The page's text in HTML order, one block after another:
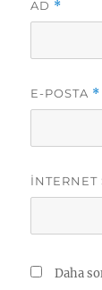
AD *
E-POSTA *
İNTERNET
Daha